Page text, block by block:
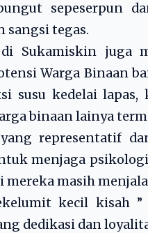
sepeserpun
tegas.
Sukamiskin juga
Warga Binaan
susu kedelai
binaan lainya
representatif
menjaga
masih
kecil kisah ”
dedikasi dan